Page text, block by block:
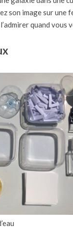
son image sur une
quand vous